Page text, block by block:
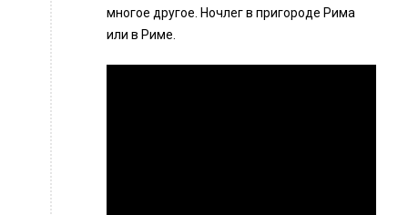
многое другое. Ночлег в пригороде Рима
или в Риме.